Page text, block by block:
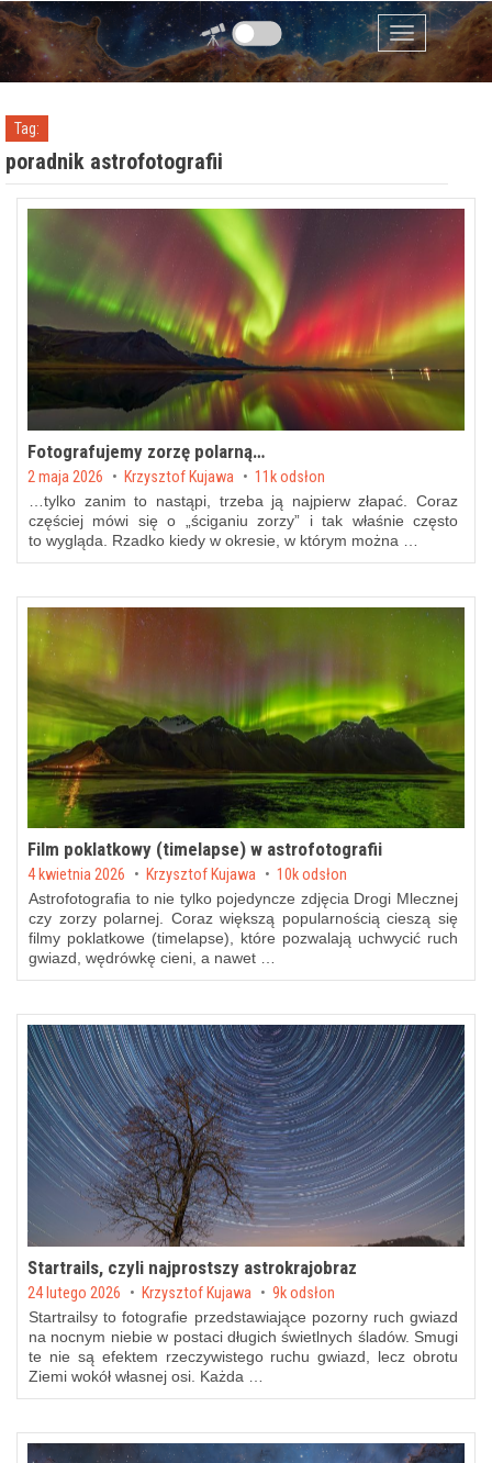
Przejdź do zawartości
Menu
Tag:
poradnik astrofotografii
Fotografujemy zorzę polarną…
Posted on
2 maja 2026 byKrzysztof Kujawa 11k odsłon
…tylko zanim to nastąpi, trzeba ją najpierw złapać. Coraz
częściej mówi się o „ściganiu zorzy” i tak właśnie często
to wygląda. Rzadko kiedy w okresie, w którym można …
Film poklatkowy (timelapse) w astrofotografii
Posted on
4 kwietnia 2026 by Krzysztof Kujawa 10k odsłon
Astrofotografia to nie tylko pojedyncze zdjęcia Drogi Mlecznej
czy zorzy polarnej. Coraz większą popularnością cieszą się
filmy poklatkowe (timelapse), które pozwalają uchwycić ruch
gwiazd, wędrówkę cieni, a nawet …
Startrails, czyli najprostszy astrokrajobraz
Posted on
24 lutego 2026 by Krzysztof Kujawa 9k odsłon
Startrailsy to fotografie przedstawiające pozorny ruch gwiazd
na nocnym niebie w postaci długich świetlnych śladów. Smugi
te nie są efektem rzeczywistego ruchu gwiazd, lecz obrotu
Ziemi wokół własnej osi. Każda …